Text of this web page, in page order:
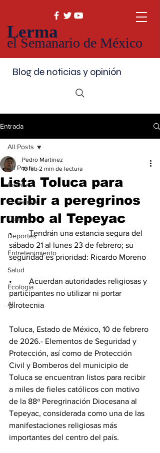
Lerma
el Semanario de México
Blog de noticias y opinión
Entrada
All Posts
Política
Economía
Cultura
Deportes
Entretenimiento
Salud
Ecología
All
All Posts
Lista Toluca para
recibir a peregrinos
rumbo al Tepeyac
Pedro Martinez
10 feb 2 min de lectura
•	Tendrán una estancia segura del
sábado 21 al lunes 23 de febrero; su
seguridad es prioridad: Ricardo Moreno
•	Acuerdan autoridades religiosas y
participantes no utilizar ni portar
pirotecnia
Toluca, Estado de México, 10 de febrero
de 2026.- Elementos de Seguridad y
Protección, así como de Protección
Civil y Bomberos del municipio de
Toluca se encuentran listos para recibir
a miles de fieles católicos con motivo
de la 88ª Peregrinación Diocesana al
Tepeyac, considerada como una de las
manifestaciones religiosas más
importantes del centro del país.